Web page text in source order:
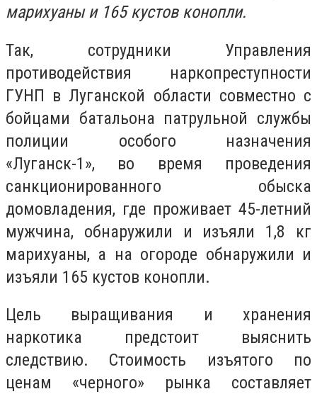
марихуаны и 165 кустов конопли.
Так, сотрудники Управления
противодействия наркопреступности
ГУНП в Луганской области совместно с
бойцами батальона патрульной службы
полиции особого назначения
«Луганск-1», во время проведения
санкционированного обыска
домовладения, где проживает 45-летний
мужчина, обнаружили и изъяли 1,8 кг
марихуаны, а на огороде обнаружили и
изъяли 165 кустов конопли.
Цель выращивания и хранения
наркотика предстоит выяснить
следствию. Стоимость изъятого по
ценам «черного» рынка составляет